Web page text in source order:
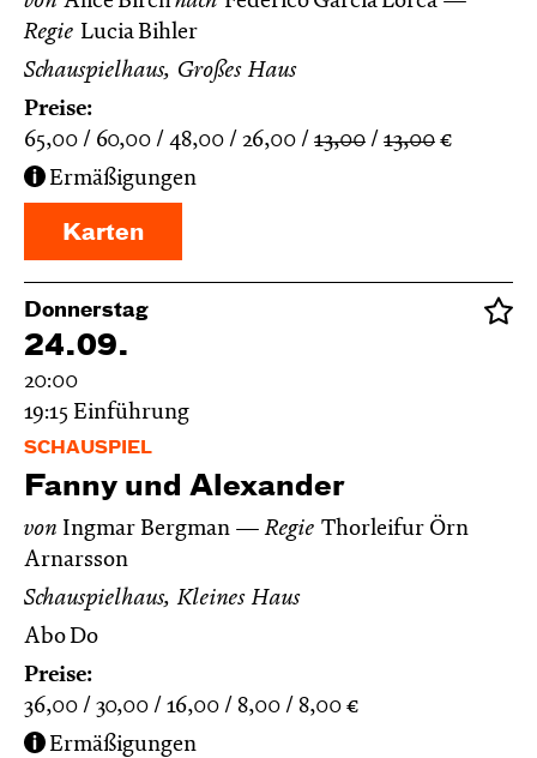
Regie Lucia Bihler
Schauspielhaus, Großes Haus
Preise:
65,00
60,00 48,00 26,00 13,00 13,00 €
Ermäßigungen
Karten
Donnerstag
24.09.
20:00
19:15 Einführung
SCHAUSPIEL
Fanny und Alexander
von Ingmar Bergman Regie Thorleifur Örn
Arnarsson
Schauspielhaus, Kleines Haus
Abo Do
Preise:
36,00
30,00 16,00 8,00 8,00 €
Ermäßigungen